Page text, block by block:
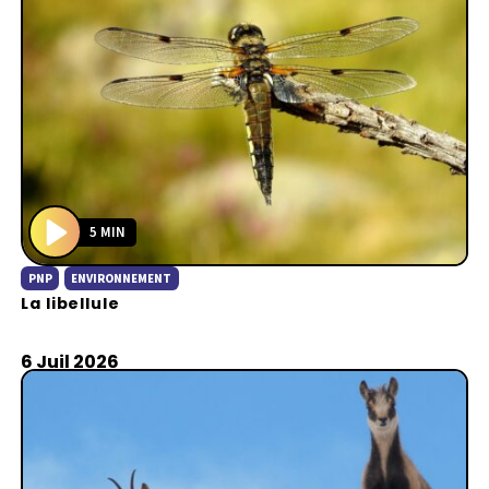
P
l
a
5 MIN
PNP ENVIRONNEMENT
La libellule
6 Juil 2026